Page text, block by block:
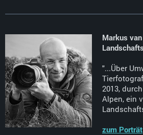
Markus
"...Über
2013,
Alpen, ein
zum Porträt